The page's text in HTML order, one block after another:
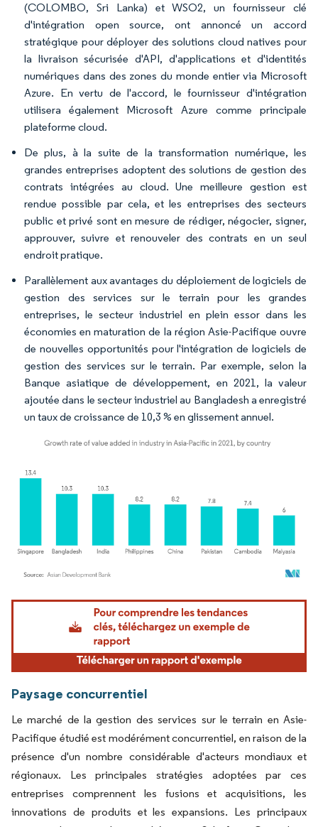
(COLOMBO, Sri Lanka) et WSO2, un fournisseur clé
d'intégration open source, ont annoncé un accord
stratégique pour déployer des solutions cloud natives pour
la livraison sécurisée d'API, d'applications et d'identités
numériques dans des zones du monde entier via Microsoft
Azure. En vertu de l'accord, le fournisseur d'intégration
utilisera également Microsoft Azure comme principale
plateforme cloud.
De plus, à la suite de la transformation numérique, les
grandes entreprises adoptent des solutions de gestion des
contrats intégrées au cloud. Une meilleure gestion est
rendue possible par cela, et les entreprises des secteurs
public et privé sont en mesure de rédiger, négocier, signer,
approuver, suivre et renouveler des contrats en un seul
endroit pratique.
Parallèlement aux avantages du déploiement de logiciels de
gestion des services sur le terrain pour les grandes
entreprises, le secteur industriel en plein essor dans les
économies en maturation de la région Asie-Pacifique ouvre
de nouvelles opportunités pour l'intégration de logiciels de
gestion des services sur le terrain. Par exemple, selon la
Banque asiatique de développement, en 2021, la valeur
ajoutée dans le secteur industriel au Bangladesh a enregistré
un taux de croissance de 10,3 % en glissement annuel.
Image © Mordor Intelligence. La réutilisation nécessite une attribution sous CC BY
Paysage concurrentiel
Le marché de la gestion des services sur le terrain en Asie-
Pacifique étudié est modérément concurrentiel, en raison de la
présence d'un nombre considérable d'acteurs mondiaux et
régionaux. Les principales stratégies adoptées par ces
entreprises comprennent les fusions et acquisitions, les
innovations de produits et les expansions. Les principaux